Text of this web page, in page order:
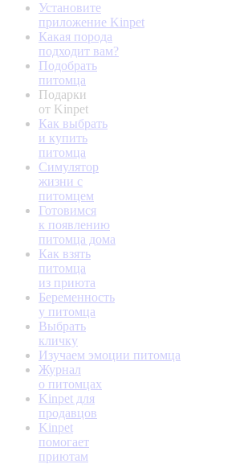
Установите
приложение Kinpet
Какая порода
подходит вам?
Подобрать
питомца
Подарки
от Kinpet
Как выбрать
и купить
питомца
Симулятор
жизни с
питомцем
Готовимся
к появлению
питомца дома
Как взять
питомца
из приюта
Беременность
у питомца
Выбрать
кличку
Изучаем эмоции питомца
Журнал
о питомцах
Kinpet для
продавцов
Kinpet
помогает
приютам